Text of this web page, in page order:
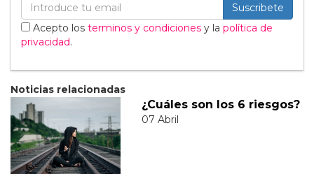
Suscribete
Acepto los terminos y condiciones y la política de
privacidad.
Noticias relacionadas
¿Cuáles son los 6 riesgos?
07 Abril